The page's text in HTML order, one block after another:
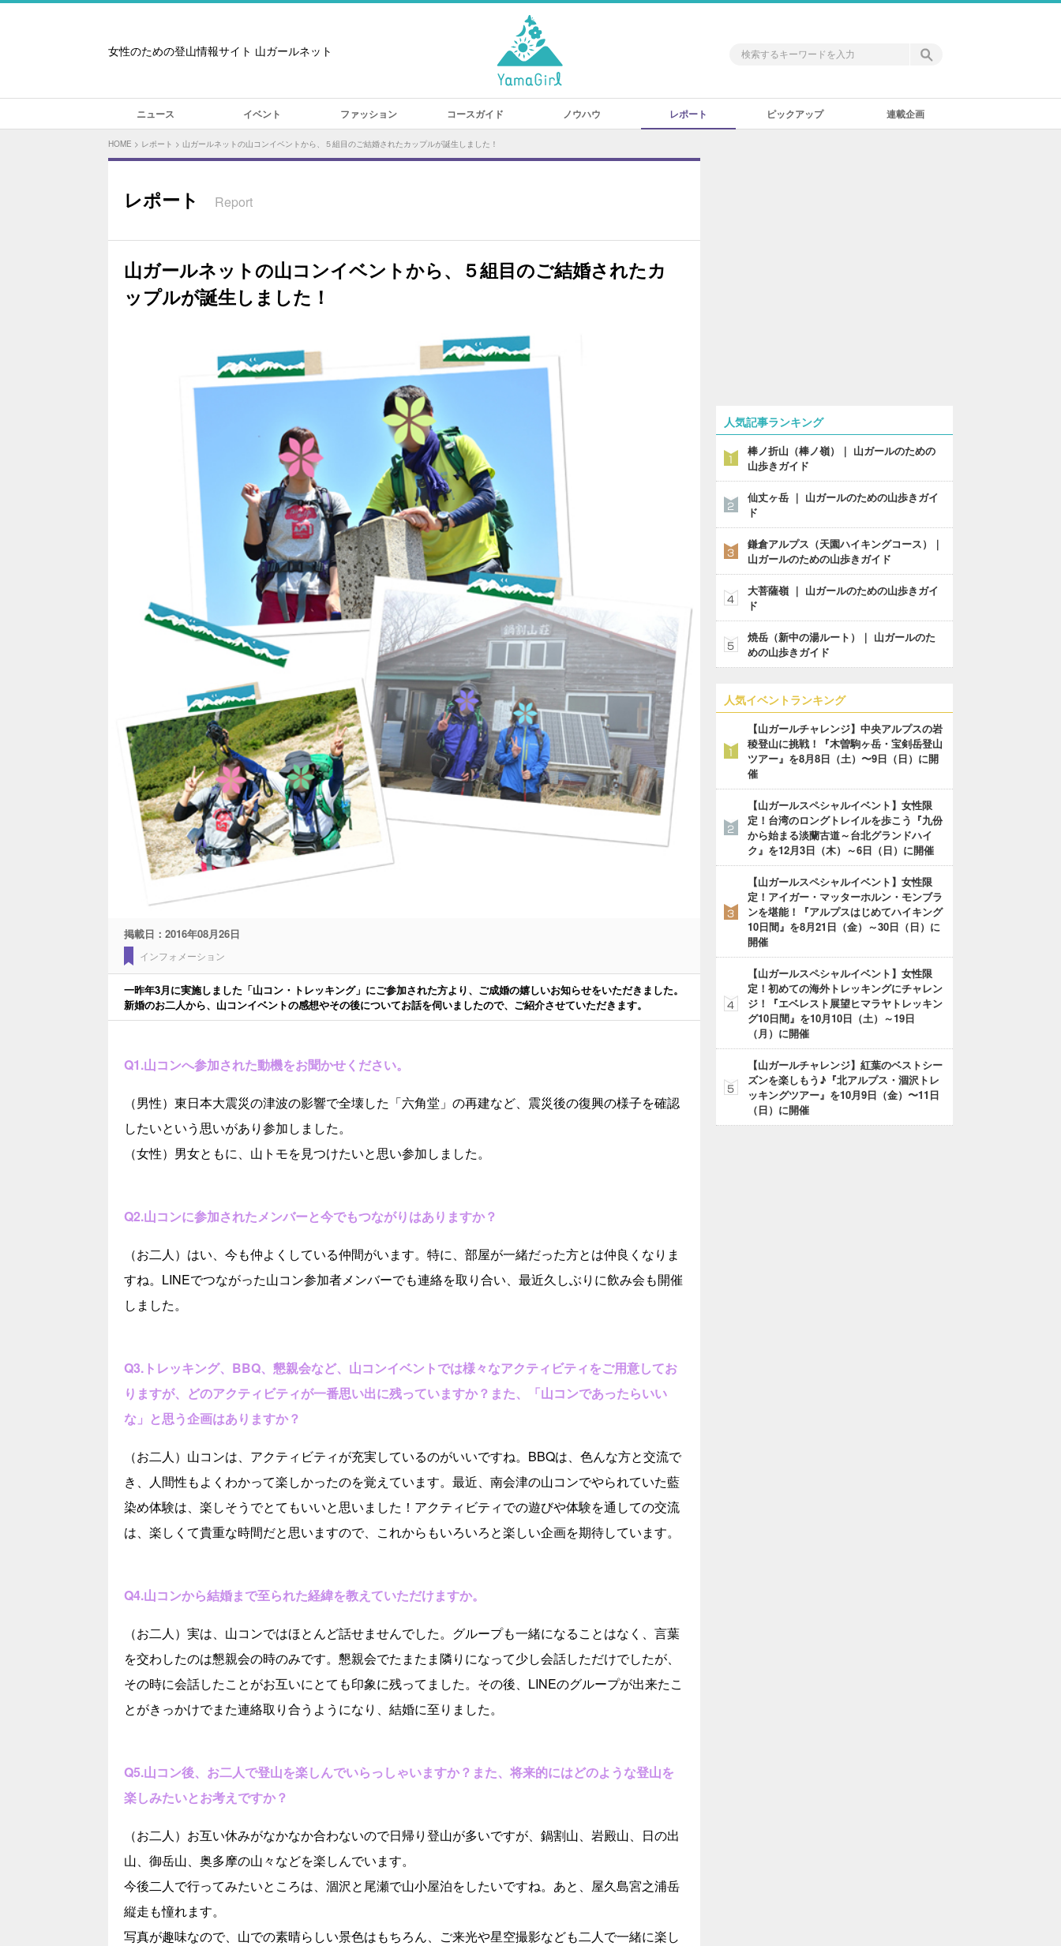
女性のための登山情報サイト 山ガールネット
ニュース イベント ファッション コースガイド ノウハウ レポート ピックアップ 連載企画
HOME > レポート > 山ガールネットの山コンイベントから、５組目のご結婚されたカップルが誕生しました！
レポート Report
山ガールネットの山コンイベントから、５組目のご結婚されたカ
ップルが誕生しました！
掲載日： 2016年08月26日
インフォメーション
一昨年3月に実施しました「山コン・トレッキング」にご参加された方より、ご成婚の嬉しいお知らせをいただきました。
新婚のお二人から、山コンイベントの感想やその後についてお話を伺いましたので、ご紹介させていただきます。
Q1.山コンへ参加された動機をお聞かせください。
（男性）東日本大震災の津波の影響で全壊した「六角堂」の再建など、震災後の復興の様子を確認
したいという思いがあり参加しました。
（女性）男女ともに、山トモを見つけたいと思い参加しました。
Q2.山コンに参加されたメンバーと今でもつながりはありますか？
（お二人）はい、今も仲よくしている仲間がいます。特に、部屋が一緒だった方とは仲良くなりま
すね。LINEでつながった山コン参加者メンバーでも連絡を取り合い、最近久しぶりに飲み会も開催
しました。
Q3.トレッキング、BBQ、懇親会など、山コンイベントでは様々なアクティビティをご用意してお
りますが、どのアクティビティが一番思い出に残っていますか？また、「山コンであったらいい
な」と思う企画はありますか？
（お二人）山コンは、アクティビティが充実しているのがいいですね。BBQは、色んな方と交流で
き、人間性もよくわかって楽しかったのを覚えています。最近、南会津の山コンでやられていた藍
染め体験は、楽しそうでとてもいいと思いました！アクティビティでの遊びや体験を通しての交流
は、楽しくて貴重な時間だと思いますので、これからもいろいろと楽しい企画を期待しています。
Q4.山コンから結婚まで至られた経緯を教えていただけますか。
（お二人）実は、山コンではほとんど話せませんでした。グループも一緒になることはなく、言葉
を交わしたのは懇親会の時のみです。懇親会でたまたま隣りになって少し会話しただけでしたが、
その時に会話したことがお互いにとても印象に残ってました。その後、LINEのグループが出来たこ
とがきっかけでまた連絡取り合うようになり、結婚に至りました。
Q5.山コン後、お二人で登山を楽しんでいらっしゃいますか？また、将来的にはどのような登山を
楽しみたいとお考えですか？
（お二人）お互い休みがなかなか合わないので日帰り登山が多いですが、鍋割山、岩殿山、日の出
山、御岳山、奥多摩の山々などを楽しんでいます。
今後二人で行ってみたいところは、涸沢と尾瀬で山小屋泊をしたいですね。あと、屋久島宮之浦岳
縦走も憧れます。
写真が趣味なので、山での素晴らしい景色はもちろん、ご来光や星空撮影なども二人で一緒に楽し
人気記事ランキング
棒ノ折山（棒ノ嶺）｜ 山ガールのための
山歩きガイド
仙丈ヶ岳 ｜ 山ガールのための山歩きガイ
ド
鎌倉アルプス（天園ハイキングコース）｜
山ガールのための山歩きガイド
大菩薩嶺 ｜ 山ガールのための山歩きガイ
ド
焼岳（新中の湯ルート）｜ 山ガールのた
めの山歩きガイド
人気イベントランキング
【山ガールチャレンジ】中央アルプスの岩
稜登山に挑戦！『木曽駒ヶ岳・宝剣岳登山
ツアー』を8月8日（土）〜9日（日）に開
催
【山ガールスペシャルイベント】女性限
定！台湾のロングトレイルを歩こう『九份
から始まる淡蘭古道～台北グランドハイ
ク』を12月3日（木）～6日（日）に開催
【山ガールスペシャルイベント】女性限
定！アイガー・マッターホルン・モンブラ
ンを堪能！『アルプスはじめてハイキング
10日間』を8月21日（金）～30日（日）に
開催
【山ガールスペシャルイベント】女性限
定！初めての海外トレッキングにチャレン
ジ！『エベレスト展望ヒマラヤトレッキン
グ10日間』を10月10日（土）～19日
（月）に開催
【山ガールチャレンジ】紅葉のベストシー
ズンを楽しもう♪『北アルプス・涸沢トレ
ッキングツアー』を10月9日（金）〜11日
（日）に開催